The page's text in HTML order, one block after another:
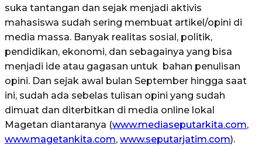
suka tantangan dan sejak menjadi aktivis
mahasiswa sudah sering membuat artikel/opini di
media massa. Banyak realitas sosial, politik,
pendidikan, ekonomi, dan sebagainya yang bisa
menjadi ide atau gagasan untuk bahan penulisan
opini. Dan sejak awal bulan September hingga saat
ini, sudah ada sebelas tulisan opini yang sudah
dimuat dan diterbitkan di media online lokal
Magetan diantaranya (www.mediaseputarkita.com,
www.magetankita.com, www.seputarjatim.com).